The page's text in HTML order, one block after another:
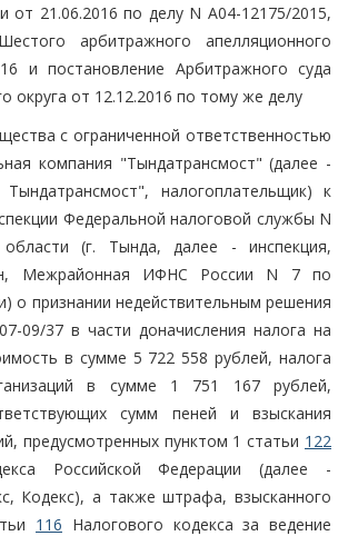
от 21.06.2016 по делу N А04-12175/2015,
арбитражного апелляционного
и постановление Арбитражного суда
округа от 12.12.2016 по тому же делу
с ограниченной ответственностью
компания "Тындатрансмост" (далее -
налогоплательщик) к
Федеральной налоговой службы N
(г. Тында, далее - инспекция,
Межрайонная ИФНС России N 7 по
о признании недействительным решения
09/37 в части доначисления налога на
в сумме 5 722 558 рублей, налога
в сумме 1 751 167 рублей,
сумм пеней и взыскания
предусмотренных пунктом 1 статьи 122
Российской Федерации (далее -
Кодекс), а также штрафа, взысканного
116 Налогового кодекса за ведение